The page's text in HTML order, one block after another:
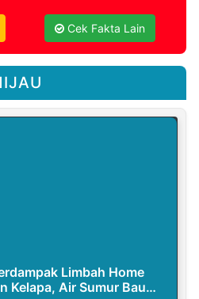
Cek Fakta Lain
Limbah Home
Kelapa, Air Sumur Bau